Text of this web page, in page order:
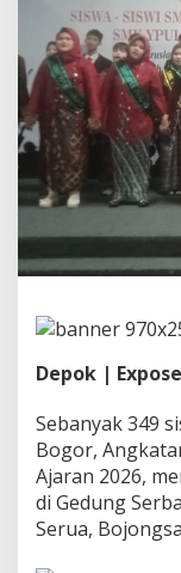
Depok |
Sebanyak 349
Bogor,
Ajaran 2026,
di Gedung
Serua,